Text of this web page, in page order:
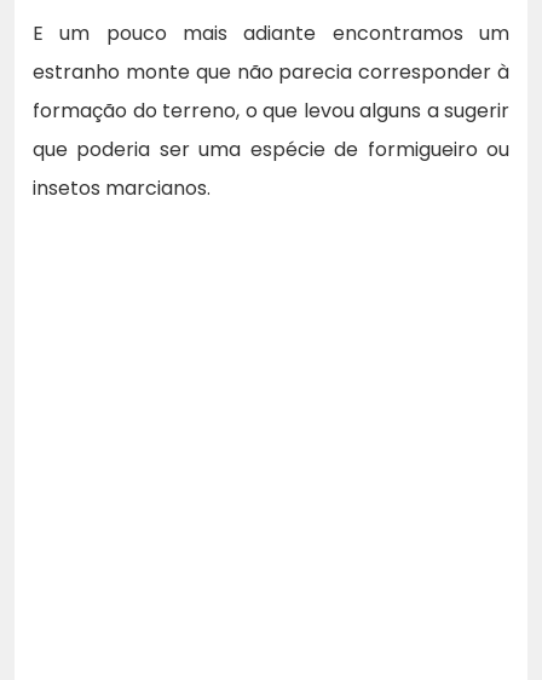
E um pouco mais adiante encontramos um
estranho monte que não parecia corresponder à
formação do terreno, o que levou alguns a sugerir
que poderia ser uma espécie de formigueiro ou
insetos marcianos.